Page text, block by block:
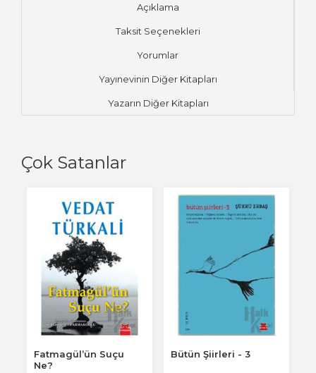
Açıklama
Taksit Seçenekleri
Yorumlar
Yayınevinin Diğer Kitapları
Yazarın Diğer Kitapları
Çok Satanlar
Fatmagül’ün Suçu
Ne?
Bütün Şiirleri - 3